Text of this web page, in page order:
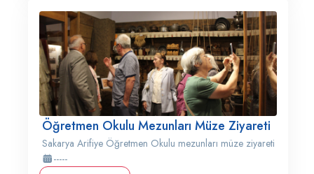
Öğretmen Okulu Mezunları Müze Ziyareti
Sakarya Arifiye Öğretmen Okulu mezunları müze ziyareti
-----